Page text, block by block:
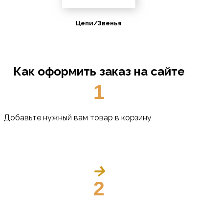
Цепи/Звенья
Как оформить заказ на сайте
1
Добавьте нужный вам товар в корзину
2